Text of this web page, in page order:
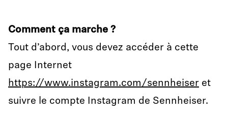
Comment ça marche ?
Tout d’abord, vous devez accéder à cette
page Internet
https://www.instagram.com/sennheiser et
suivre le compte Instagram de Sennheiser.